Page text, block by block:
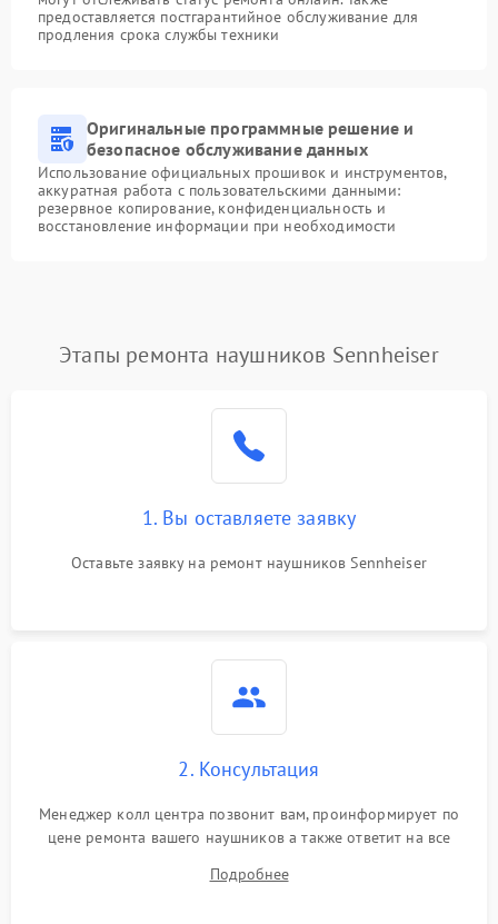
предоставляется постгарантийное обслуживание для
продления срока службы техники
Оригинальные программные решение и
безопасное обслуживание данных
Использование официальных прошивок и инструментов,
аккуратная работа с пользовательскими данными:
резервное копирование, конфиденциальность и
восстановление информации при необходимости
Этапы ремонта наушников Sennheiser
1. Вы оставляете заявку
Оставьте заявку на ремонт наушников Sennheiser
2. Консультация
Менеджер колл центра позвонит вам, проинформирует по
цене ремонта вашего наушников а также ответит на все
Подробнее